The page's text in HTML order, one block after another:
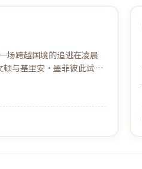
场跨越国境的追逃在凌晨
与基里安·墨菲彼此试
程上各自交出底牌。